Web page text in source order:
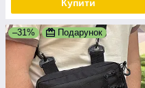
Купити
–31% Подарунок